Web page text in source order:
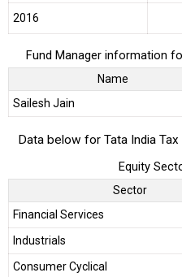
2016
Fund Manager information
Name
Sailesh Jain
Data below for Tata India
Equity
Sector
Financial Services
Industrials
Consumer Cyclical